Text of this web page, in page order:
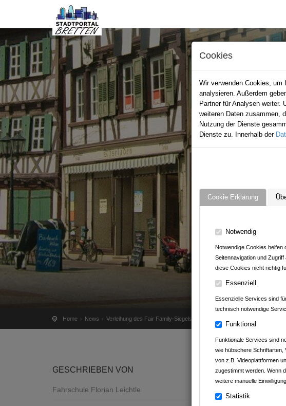
Cookies
Wir verwenden Cookies, um
analysieren. Außerdem
Partner für Analysen weiter.
weiteren Daten zusammen,
Nutzung der Dienste
Dienste zu. Innerhalb der
Cookie Erklärung
Notwendig
Notwendige Cookies helfen
Seitennavigation und
diese Cookies nicht richtig
Essenziell
Essenzielle Services sind
technisch notwendige
Funktional
Funktionale Services sind
wie hübschere Schriftarten,
von z.B. Videoplattformen
zugestimmt werden. Wenn
weitere manuelle
Statistik
Home News Verleihung des Fair Family-Siegels
GESCHRIEBEN VON
Fahrschule Florian Leichtle